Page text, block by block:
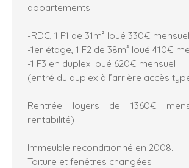
appartements
-RDC, 1 F1 de 31m² loué 330€ mensuel
-1er étage, 1 F2 de 38m² loué 410€
-1 F3 en duplex loué 620€ mensuel
(entré du duplex à l’arrière accès
Rentrée loyers de 1360€
rentabilité)
Immeuble reconditionné en 2008.
Toiture et fenêtres changées